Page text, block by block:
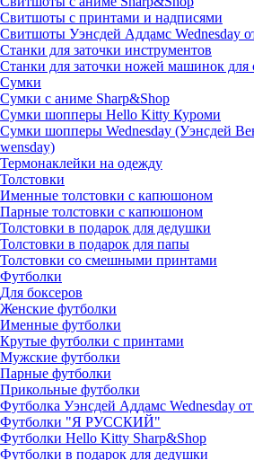
Свитшоты с принтами и надписями
Свитшоты Уэнсдей Аддамс Wednesday
Станки для заточки инструментов
Станки для заточки ножей машинок для
Сумки
Сумки с аниме Sharp&Shop
Сумки шопперы Hello Kitty Куроми
Сумки шопперы Wednesday (Уэнсдей
wensday)
Термонаклейки на одежду
Толстовки
Именные толстовки с капюшоном
Парные толстовки с капюшоном
Толстовки в подарок для дедушки
Толстовки в подарок для папы
Толстовки со смешными принтами
Футболки
Для боксеров
Женские футболки
Именные футболки
Крутые футболки с принтами
Мужские футболки
Парные футболки
Прикольные футболки
Футболка Уэнсдей Аддамс Wednesday
Футболки "Я РУССКИЙ"
Футболки Hello Kitty Sharp&Shop
Футболки в подарок для дедушки